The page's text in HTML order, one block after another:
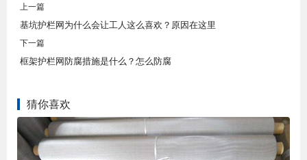
上一篇
基坑护栏网为什么会让工人这么喜欢？原因在这里
下一篇
框架护栏网防腐措施是什么？怎么防腐
猜你喜欢